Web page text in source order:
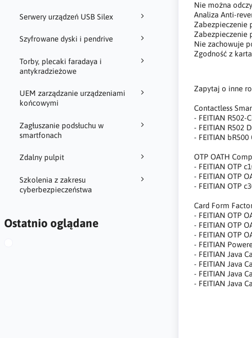
Serwery urządzeń USB Silex
Szyfrowane dyski i pendrive
Torby, plecaki faradaya i
antykradzieżowe
UEM zarządzanie urządzeniami
końcowymi
Zagłuszanie podsłuchu w
smartfonach
Zdalny pulpit
Szkolenia z zakresu
cyberbezpieczeństwa
Ostatnio oglądane
Nie można
Analiza Anti-
Zabezpieczenie
Zabezpieczenie
Nie zachowuje
Zgodność z
Zapytaj o inne
Contactless
- FEITIAN R502-
- FEITIAN R502
- FEITIAN
OTP OATH
- FEITIAN OTP
- FEITIAN OTP
- FEITIAN OTP
Card Form
- FEITIAN OTP
- FEITIAN OTP
- FEITIAN OTP
- FEITIAN
- FEITIAN Java
- FEITIAN Java
- FEITIAN Java
- FEITIAN Java